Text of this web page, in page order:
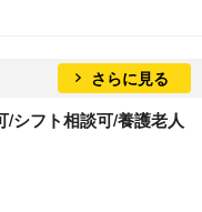
さらに見る
/シフト相談可/養護老人